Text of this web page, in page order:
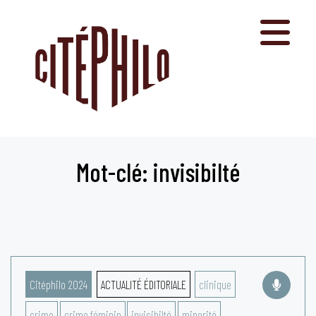
Mot-clé: invisibilté
Citéphilo 2024 ACTUALITÉ ÉDITORIALE clinique